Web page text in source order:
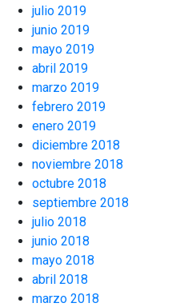
julio 2019
junio 2019
mayo 2019
abril 2019
marzo 2019
febrero 2019
enero 2019
diciembre 2018
noviembre 2018
octubre 2018
septiembre 2018
julio 2018
junio 2018
mayo 2018
abril 2018
marzo 2018